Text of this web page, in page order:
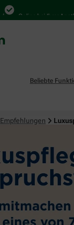
Online bei Ihrer Apotheke
Beliebte